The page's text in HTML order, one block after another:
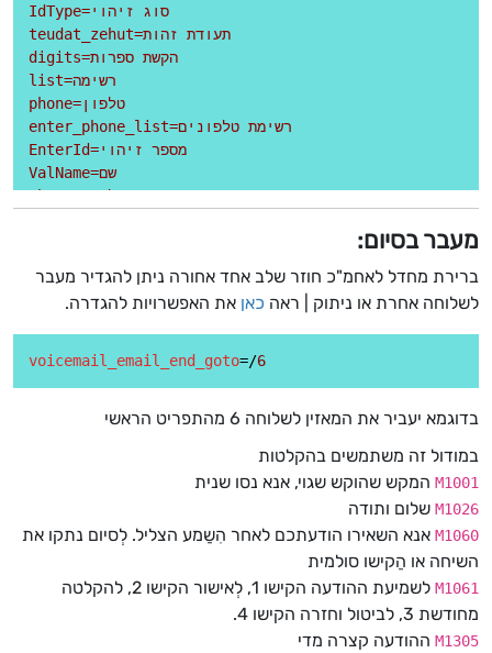
IdType=סוג זיהוי
teudat_zehut=תעודת זהות
digits=הקשת ספרות
list=רשימה
phone=טלפון
enter_phone_list=רשימת טלפונים
EnterId=מספר זיהוי
ValName=שם
Phone=טלפון
TotalTime=אורך בזמן
TotalSeconds=אורך בשניות
מעבר בסיום:
ברירת מחדל לאחמ"כ חוזר שלב אחד אחורה ניתן להגדיר מעבר
לשלוחה אחרת או ניתוק | ראה כאן את האפשרויות להגדרה.
voicemail_email_end_goto=/6
בדוגמא יעביר את המאזין לשלוחה 6 מהתפריט הראשי
במודול זה משתמשים בהקלטות
M1001 המקש שהוקש שגוי, אנא נסו שנית
M1026 שלום ותודה
M1060 אנא השאירו הודעתכם לאחר הִשַמע הצליל. לְסיום נתקו את
השיחה או הַקישו סולמית
M1061
לשמיעת ההודעה הקישו 1, לְאישור הקישו 2, להקלטה
מחודשת 3, לביטול וחזרה הקישו 4.
M1305 ההודעה קצרה מדי